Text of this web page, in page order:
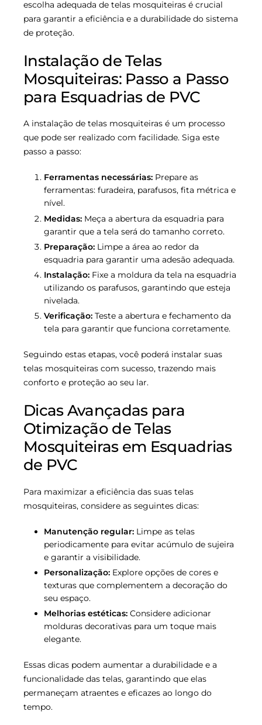
escolha adequada de telas mosquiteiras é crucial
para garantir a eficiência e a durabilidade do sistema
de proteção.
Instalação de Telas
Mosquiteiras: Passo a Passo
para Esquadrias de PVC
A instalação de telas mosquiteiras é um processo
que pode ser realizado com facilidade. Siga este
passo a passo:
Ferramentas necessárias: Prepare as
ferramentas: furadeira, parafusos, fita métrica e
nível.
Medidas: Meça a abertura da esquadria para
garantir que a tela será do tamanho correto.
Preparação: Limpe a área ao redor da
esquadria para garantir uma adesão adequada.
Instalação: Fixe a moldura da tela na esquadria
utilizando os parafusos, garantindo que esteja
nivelada.
Verificação: Teste a abertura e fechamento da
tela para garantir que funciona corretamente.
Seguindo estas etapas, você poderá instalar suas
telas mosquiteiras com sucesso, trazendo mais
conforto e proteção ao seu lar.
Dicas Avançadas para
Otimização de Telas
Mosquiteiras em Esquadrias
de PVC
Para maximizar a eficiência das suas telas
mosquiteiras, considere as seguintes dicas:
Manutenção regular: Limpe as telas
periodicamente para evitar acúmulo de sujeira
e garantir a visibilidade.
Personalização: Explore opções de cores e
texturas que complementem a decoração do
seu espaço.
Melhorias estéticas: Considere adicionar
molduras decorativas para um toque mais
elegante.
Essas dicas podem aumentar a durabilidade e a
funcionalidade das telas, garantindo que elas
permaneçam atraentes e eficazes ao longo do
tempo.